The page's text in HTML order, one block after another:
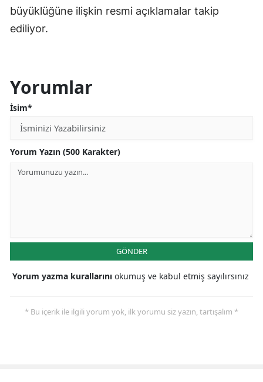
büyüklüğüne ilişkin resmi açıklamalar takip
ediliyor.
Yorumlar
İsim*
Yorum Yazın (500 Karakter)
GÖNDER
Yorum yazma kurallarını okumuş ve kabul etmiş sayılırsınız
* Bu içerik ile ilgili yorum yok, ilk yorumu siz yazın, tartışalım *